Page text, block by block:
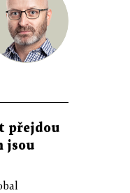
přejdou
jsou